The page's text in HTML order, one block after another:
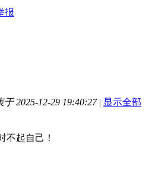
报
2025-12-29 19:40:27 | 显示全部
不起自己！